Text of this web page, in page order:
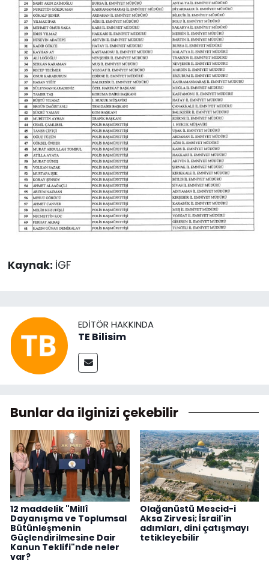
Kaynak: İGF
EDITÖR HAKKINDA
TE Bilisim
Bunlar da ilginizi çekebilir
12 maddelik "Millî
Dayanışma ve Toplumsal
Bütünleşmenin
Güçlendirilmesine Dair
Kanun Teklifi"nde neler
var?
Olağanüstü Mescid-i
Aksa Zirvesi; İsrail'in
adımları, dini çatışmayı
tetikleyebilir